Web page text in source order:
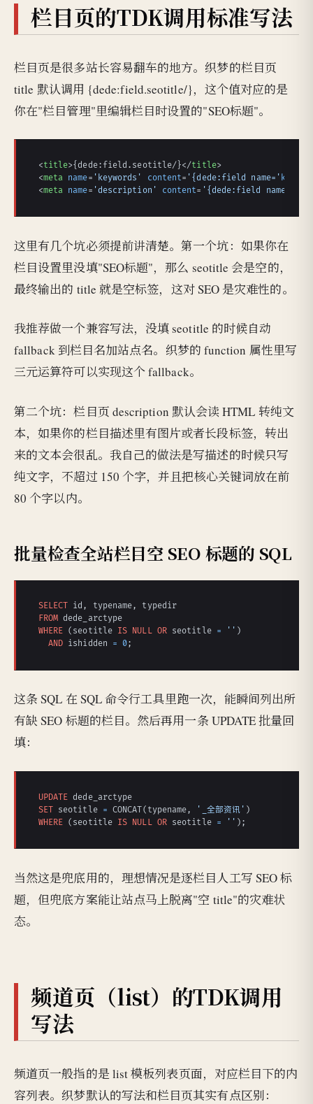
栏目页的TDK调用标准写法
栏目页是很多站长容易翻车的地方。织梦的栏目页
title 默认调用 {dede:field.seotitle/}，这个值对应的是
你在"栏目管理"里编辑栏目时设置的"SEO标题"。
<title>{dede:field.seotitle/}</title>
<meta name= 'keywords' content= '{dede:field name='
<meta name= 'description' content= '{dede:field name='
这里有几个坑必须提前讲清楚。第一个坑：如果你在
栏目设置里没填"SEO标题"，那么 seotitle 会是空的，
最终输出的 title 就是空标签，这对 SEO 是灾难性的。
我推荐做一个兼容写法，没填 seotitle 的时候自动
fallback 到栏目名加站点名。织梦的 function 属性里写
三元运算符可以实现这个 fallback。
第二个坑：栏目页 description 默认会读 HTML 转纯文
本，如果你的栏目描述里有图片或者长段标签，转出
来的文本会很乱。我自己的做法是写描述的时候只写
纯文字，不超过 150 个字，并且把核心关键词放在前
80 个字以内。
批量检查全站栏目空 SEO 标题的 SQL
SELECT
FROM
WHERE (seotitle IS NULL OR seotitle = '' )
AND ishidden = 0;
这条 SQL 在 SQL 命令行工具里跑一次，能瞬间列出所
有缺 SEO 标题的栏目。然后再用一条 UPDATE 批量回
填：
UPDATE
SET seotitle = CONCAT(typename, '_全部资讯'
WHERE (seotitle IS NULL OR seotitle = '' );
当然这是兜底用的，理想情况是逐栏目人工写 SEO 标
题，但兜底方案能让站点马上脱离"空 title"的灾难状
态。
频道页（list）的TDK调用
写法
频道页一般指的是 list 模板列表页面，对应栏目下的内
容列表。织梦默认的写法和栏目页其实有点区别：